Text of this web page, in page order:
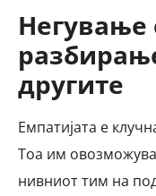
Негување
другите
Емпатијата е
Тоа им
нивниот тим на